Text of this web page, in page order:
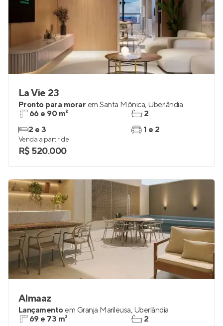
La Vie 23
Pronto para morar em Santa Mônica, Uberlândia
66 e 90 m²
2 e 3
2
1 e 2
Venda a partir de
R$ 520.000
Almaaz
Lançamento em Granja Marileusa, Uberlândia
69 e 73 m²
2